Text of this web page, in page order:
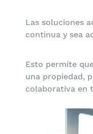
Las soluciones
continua y sea
Esto permite
una propiedad,
colaborativa en